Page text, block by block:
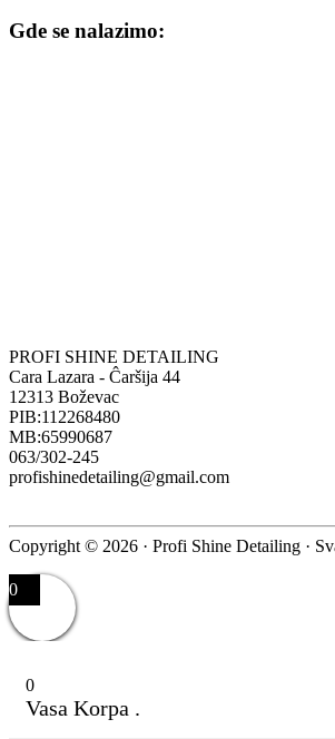
Gde se nalazimo:
PROFI SHINE DETAILING
Cara Lazara - Ĉaršija 44
12313 Boževac
PIB:112268480
MB:65990687
063/302-245
profishinedetailing@gmail.com
Copyright © 2026 · Profi Shine Detailing ·
0
0
Vasa Korpa .